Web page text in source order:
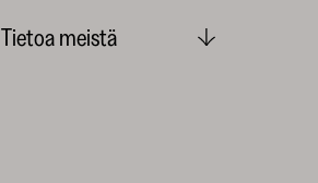
Tietoa meistä